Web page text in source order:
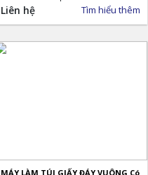
Liên hệ Tìm hiểu thêm
MÁY LÀM TÚI GIẤY ĐÁY VUÔNG Có